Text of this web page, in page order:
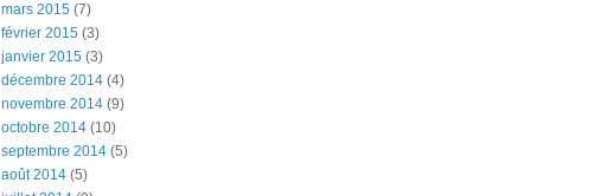
mars 2015 (7)
février 2015 (3)
janvier 2015 (3)
décembre 2014 (4)
novembre 2014 (9)
octobre 2014 (10)
septembre 2014 (5)
août 2014 (5)